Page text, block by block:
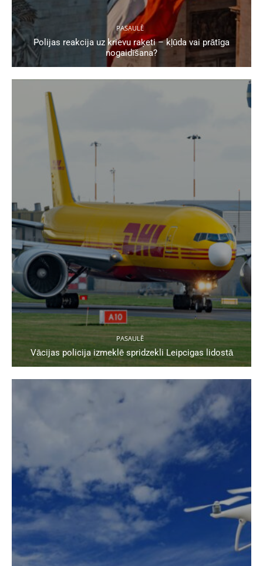
PASAULĒ
Polijas reakcija uz krievu raķeti – kļūda vai prātīga
nogaidīšana?
PASAULĒ
Vācijas policija izmeklē spridzekli Leipcigas lidostā